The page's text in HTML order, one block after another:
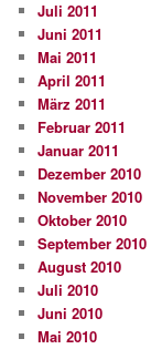
Juli 2011
Juni 2011
Mai 2011
April 2011
März 2011
Februar 2011
Januar 2011
Dezember 2010
November 2010
Oktober 2010
September 2010
August 2010
Juli 2010
Juni 2010
Mai 2010